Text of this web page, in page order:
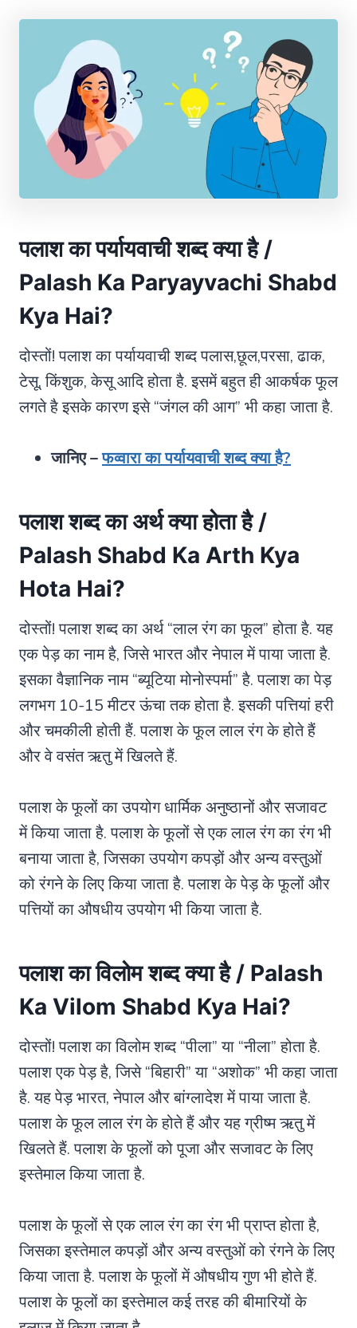
पलाश का पर्यायवाची शब्द क्या है /
Palash Ka Paryayvachi Shabd
Kya Hai?
दोस्तों! पलाश का पर्यायवाची शब्द पलास,छूल,परसा, ढाक,
टेसू, किंशुक, केसू आदि होता है. इसमें बहुत ही आकर्षक फूल
लगते है इसके कारण इसे “जंगल की आग” भी कहा जाता है.
जानिए –फव्वारा का पर्यायवाची शब्द क्या है?
पलाश शब्द का अर्थ क्या होता है /
Palash Shabd Ka Arth Kya
Hota Hai?
दोस्तों! पलाश शब्द का अर्थ “लाल रंग का फूल” होता है. यह
एक पेड़ का नाम है, जिसे भारत और नेपाल में पाया जाता है.
इसका वैज्ञानिक नाम “ब्यूटिया मोनोस्पर्मा” है. पलाश का पेड़
लगभग 10-15 मीटर ऊंचा तक होता है. इसकी पत्तियां हरी
और चमकीली होती हैं. पलाश के फूल लाल रंग के होते हैं
और वे वसंत ऋतु में खिलते हैं.
पलाश के फूलों का उपयोग धार्मिक अनुष्ठानों और सजावट
में किया जाता है. पलाश के फूलों से एक लाल रंग का रंग भी
बनाया जाता है, जिसका उपयोग कपड़ों और अन्य वस्तुओं
को रंगने के लिए किया जाता है. पलाश के पेड़ के फूलों और
पत्तियों का औषधीय उपयोग भी किया जाता है.
पलाश का विलोम शब्द क्या है / Palash
Ka Vilom Shabd Kya Hai?
दोस्तों! पलाश का विलोम शब्द “पीला” या “नीला” होता है.
पलाश एक पेड़ है, जिसे “बिहारी” या “अशोक” भी कहा जाता
है. यह पेड़ भारत, नेपाल और बांग्लादेश में पाया जाता है.
पलाश के फूल लाल रंग के होते हैं और यह ग्रीष्म ऋतु में
खिलते हैं. पलाश के फूलों को पूजा और सजावट के लिए
इस्तेमाल किया जाता है.
पलाश के फूलों से एक लाल रंग का रंग भी प्राप्त होता है,
जिसका इस्तेमाल कपड़ों और अन्य वस्तुओं को रंगने के लिए
किया जाता है. पलाश के फूलों में औषधीय गुण भी होते हैं.
पलाश के फूलों का इस्तेमाल कई तरह की बीमारियों के